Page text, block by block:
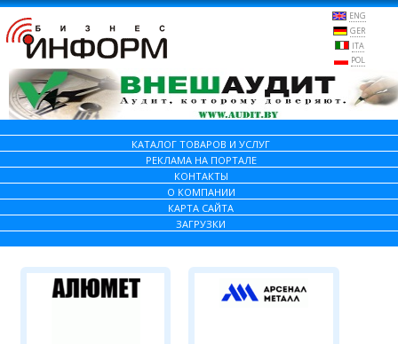
ENG
GER
ITA
POL
КАТАЛОГ ТОВАРОВ И УСЛУГ
РЕКЛАМА НА ПОРТАЛЕ
КОНТАКТЫ
О КОМПАНИИ
КАРТА САЙТА
ЗАГРУЗКИ